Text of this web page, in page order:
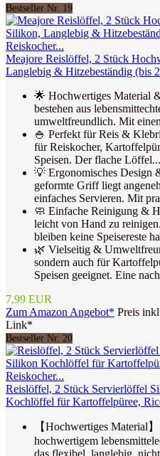
Bestseller Nr. 19
Meajore Reislöffel, 2 Stück
Langlebig & Hitzebeständig (bis
🌟 Hochwertiges Material
bestehen aus
umweltfreundlich. Mit
🍚 Perfekt für Reis &
für Reiskocher,
Speisen. Der flache Löffel...
💡 Ergonomisches Design
geformte Griff liegt
einfaches Servieren. Mit
🧼 Einfache Reinigung &
leicht von Hand zu
bleiben keine Speisereste
🌿 Vielseitig &
sondern auch für
Speisen geeignet. Eine
7,99 EUR
Zum Amazon Angebot* Preis
Link*
Bestseller Nr. 20
Reislöffel, 2 Stück Servierlöffel
Kochlöffel für Kartoffelpüree,
【Hochwertiges Material
hochwertigem